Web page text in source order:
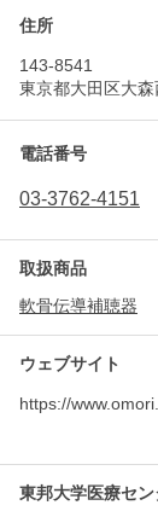
住所
143-8541
東京都大田区大森
電話番号
03-3762-4151
取扱商品
軟骨伝導補聴器
ウェブサイト
https://
東邦大学医療セ